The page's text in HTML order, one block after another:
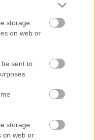
storage
on web or
sent to
storage
on web or
πρόσωπα.
στο
.
ΤΩΡΑ